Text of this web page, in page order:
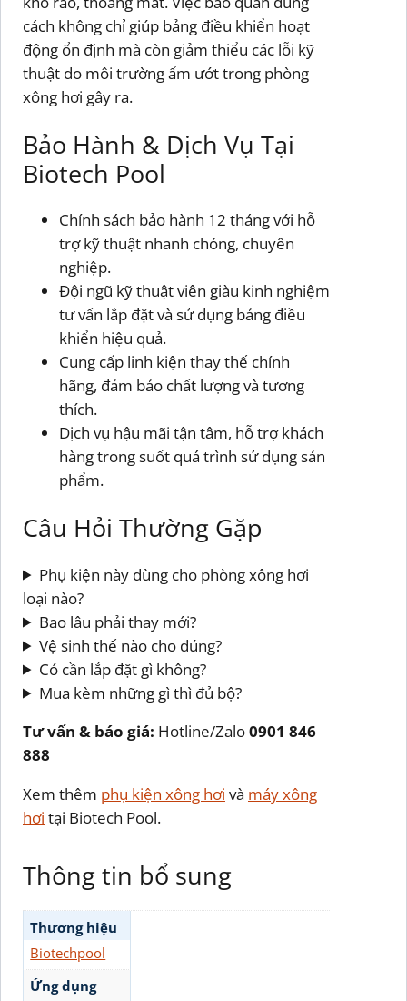
cách không chỉ giúp bảng điều khiển hoạt
động ổn định mà còn giảm thiểu các lỗi kỹ
thuật do môi trường ẩm ướt trong phòng
xông hơi gây ra.
Bảo Hành & Dịch Vụ Tại
Biotech Pool
Chính sách bảo hành 12 tháng với hỗ
trợ kỹ thuật nhanh chóng, chuyên
nghiệp.
Đội ngũ kỹ thuật viên giàu kinh nghiệm
tư vấn lắp đặt và sử dụng bảng điều
khiển hiệu quả.
Cung cấp linh kiện thay thế chính
hãng, đảm bảo chất lượng và tương
thích.
Dịch vụ hậu mãi tận tâm, hỗ trợ khách
hàng trong suốt quá trình sử dụng sản
phẩm.
Câu Hỏi Thường Gặp
Phụ kiện này dùng cho phòng xông hơi
loại nào?
Bao lâu phải thay mới?
Vệ sinh thế nào cho đúng?
Có cần lắp đặt gì không?
Mua kèm những gì thì đủ bộ?
Tư vấn & báo giá: Hotline/Zalo0901 846
888
Xem thêm phụ kiện xông hơi và máy xông
hơi tại Biotech Pool.
Thông tin bổ sung
Thương hiệu
Biotechpool
Ứng dụng